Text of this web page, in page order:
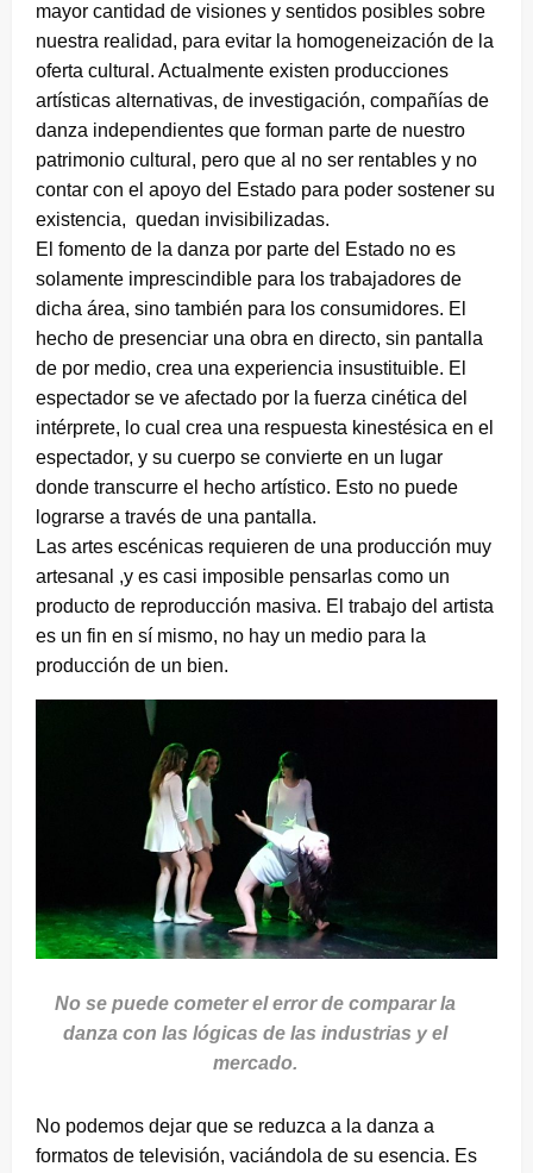
mayor cantidad de visiones y sentidos posibles sobre
nuestra realidad, para evitar la homogeneización de la
oferta cultural. Actualmente existen producciones
artísticas alternativas, de investigación, compañías de
danza independientes que forman parte de nuestro
patrimonio cultural, pero que al no ser rentables y no
contar con el apoyo del Estado para poder sostener su
existencia, quedan invisibilizadas.
El fomento de la danza por parte del Estado no es
solamente imprescindible para los trabajadores de
dicha área, sino también para los consumidores. El
hecho de presenciar una obra en directo, sin pantalla
de por medio, crea una experiencia insustituible. El
espectador se ve afectado por la fuerza cinética del
intérprete, lo cual crea una respuesta kinestésica en el
espectador, y su cuerpo se convierte en un lugar
donde transcurre el hecho artístico. Esto no puede
lograrse a través de una pantalla.
Las artes escénicas requieren de una producción muy
artesanal ,y es casi imposible pensarlas como un
producto de reproducción masiva. El trabajo del artista
es un fin en sí mismo, no hay un medio para la
producción de un bien.
No se puede cometer el error de comparar la
danza con las lógicas de las industrias y el
mercado.
No podemos dejar que se reduzca a la danza a
formatos de televisión, vaciándola de su esencia. Es